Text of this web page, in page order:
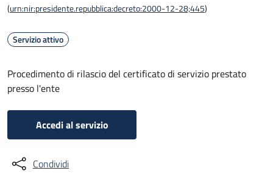
(urn:nir:presidente.repubblica:decreto:2000-12-28;445)
Servizio attivo
Procedimento di rilascio del certificato di servizio prestato
presso l'ente
Accedi al servizio
Condividi